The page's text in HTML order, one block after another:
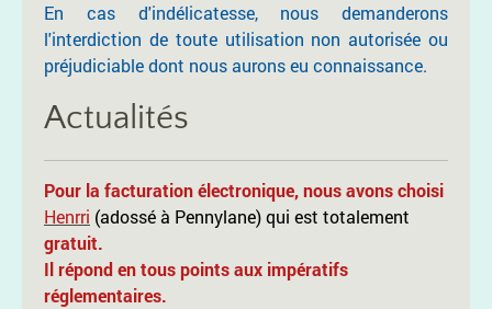
En cas d'indélicatesse, nous demanderons
l'interdiction de toute utilisation non autorisée ou
préjudiciable dont nous aurons eu connaissance.
Actualités
Pour la facturation électronique, nous avons choisi
Henrri (adossé à Pennylane) qui est totalement
gratuit.
Il répond en tous points aux impératifs
réglementaires.